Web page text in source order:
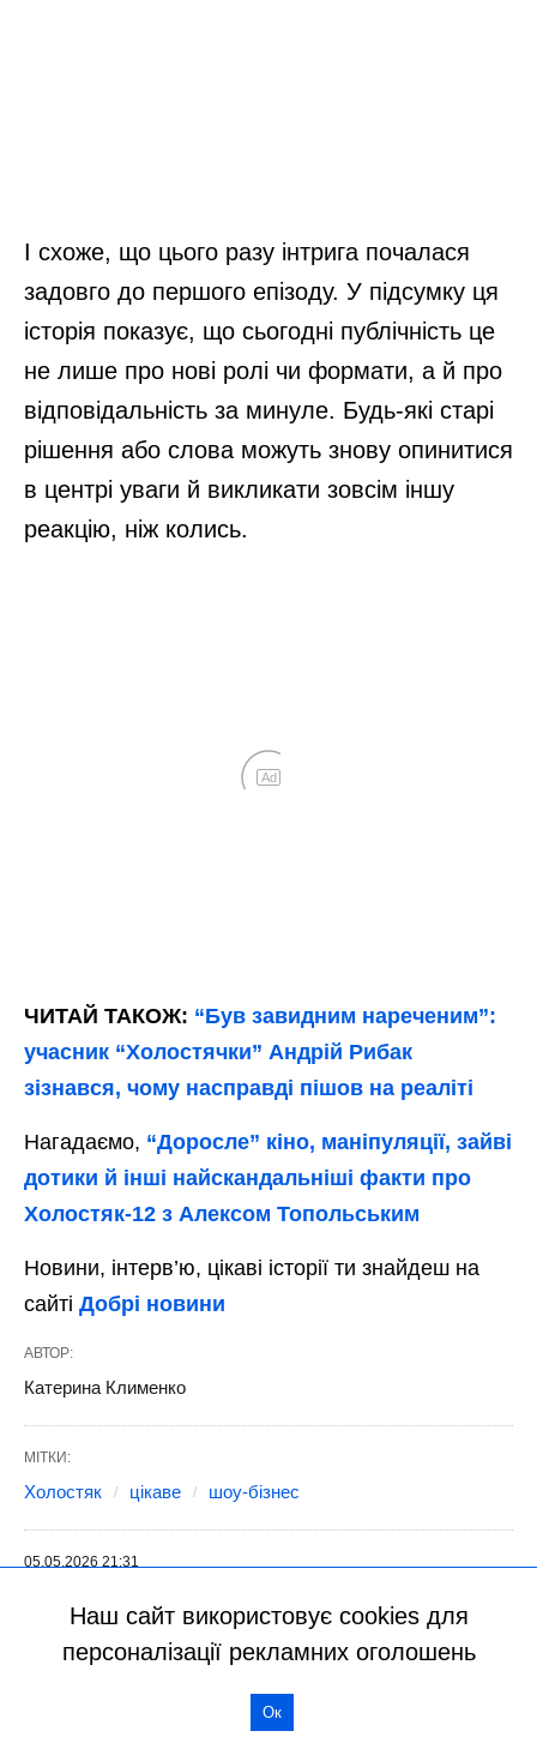
Наш сайт використовує cookies для
персоналізації рекламних оголошень
Ок